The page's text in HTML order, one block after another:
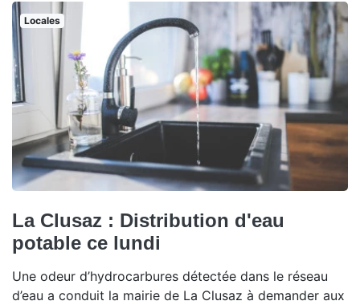
Locales
La Clusaz : Distribution d'eau
potable ce lundi
Une odeur d’hydrocarbures détectée dans le réseau
d’eau a conduit la mairie de La Clusaz à demander aux